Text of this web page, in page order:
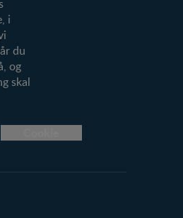
i
du
og
skal